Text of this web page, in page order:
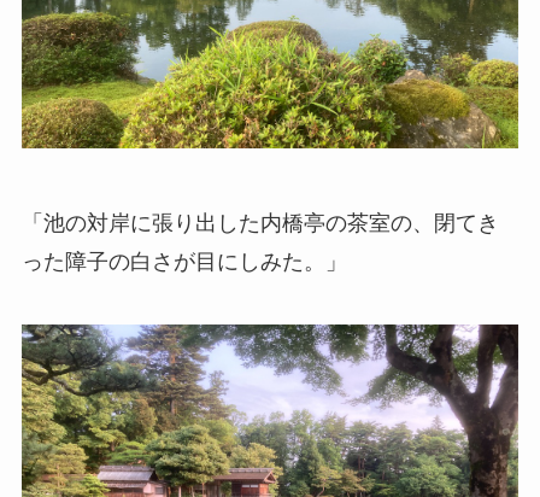
「池の対岸に張り出した内橋亭の茶室の、閉てき
った障子の白さが目にしみた。」